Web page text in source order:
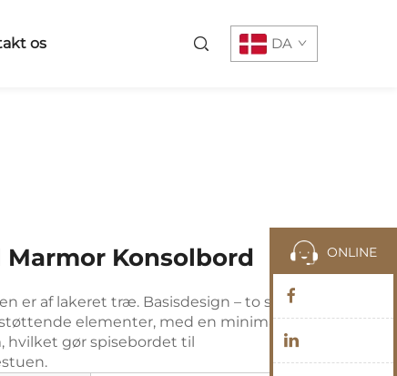
os DA
Marmor Konsolbord
er af lakeret træ. Basisdesign – to sæt
elementer, med en minimalistisk
hvilket gør spisebordet til
ONLINE